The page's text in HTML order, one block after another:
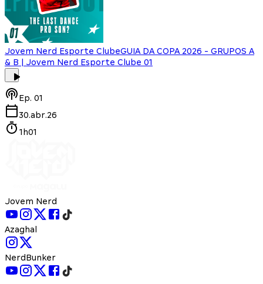
Jovem Nerd Esporte ClubeGUIA DA COPA 2026 - GRUPOS A
& B | Jovem Nerd Esporte Clube 01
Ep. 01
30.abr.26
1h01
Jovem Nerd
Azaghal
NerdBunker